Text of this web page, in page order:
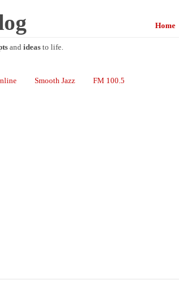
Home
and ideas to life.
Smooth Jazz FM 100.5